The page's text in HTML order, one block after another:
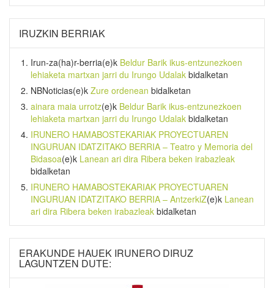
IRUZKIN BERRIAK
Irun-za(ha)r-berria(e)k Beldur Barik ikus-entzunezkoen
lehiaketa martxan jarri du Irungo Udalak bidalketan
NBNoticias(e)k Zure ordenean bidalketan
ainara maia urrotz(e)k Beldur Barik ikus-entzunezkoen
lehiaketa martxan jarri du Irungo Udalak bidalketan
IRUNERO HAMABOSTEKARIAK PROYECTUAREN
INGURUAN IDATZITAKO BERRIA – Teatro y Memoria del
Bidasoa(e)k Lanean ari dira Ribera beken irabazleak
bidalketan
IRUNERO HAMABOSTEKARIAK PROYECTUAREN
INGURUAN IDATZITAKO BERRIA – AntzerkiZ(e)k Lanean
ari dira Ribera beken irabazleak bidalketan
ERAKUNDE HAUEK IRUNERO DIRUZ
LAGUNTZEN DUTE: